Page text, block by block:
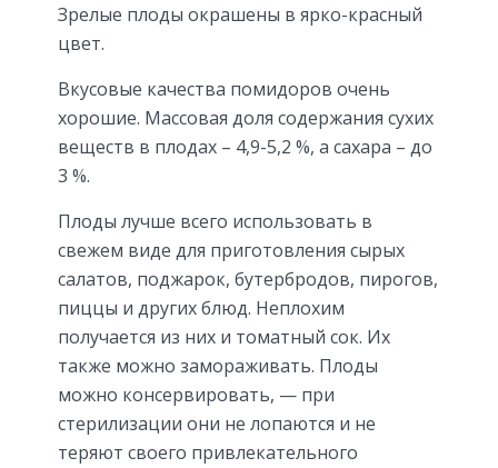
Зрелые плоды окрашены в ярко-красный
цвет.
Вкусовые качества помидоров очень
хорошие. Массовая доля содержания сухих
веществ в плодах – 4,9-5,2 %, а сахара – до
3 %.
Плоды лучше всего использовать в
свежем виде для приготовления сырых
салатов, поджарок, бутербродов, пирогов,
пиццы и других блюд. Неплохим
получается из них и томатный сок. Их
также можно замораживать. Плоды
можно консервировать, — при
стерилизации они не лопаются и не
теряют своего привлекательного